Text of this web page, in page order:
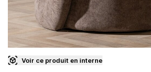
Voir ce produit en interne